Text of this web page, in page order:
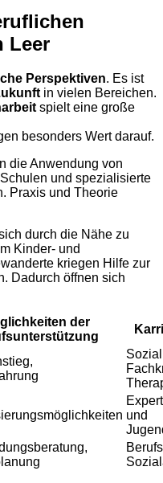
Leer
Perspektiven. Es ist
in vielen Bereichen.
spielt eine große
besonders Wert darauf.
die Anwendung von
und spezialisierte
Praxis und Theorie
durch die Nähe zu
Kinder- und
kriegen Hilfe zur
Dadurch öffnen sich
der
und